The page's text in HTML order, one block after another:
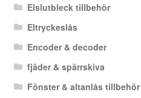
Elslutbleck tillbehör
Eltryckeslås
Encoder & decoder
fjäder & spärrskiva
Fönster & altanlås tillbehör